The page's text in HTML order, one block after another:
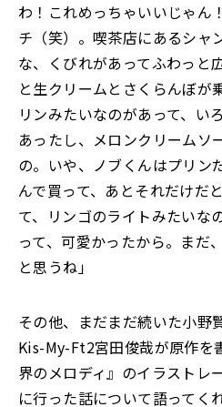
わ！これめっちゃいいじゃん
チ（笑）。喫茶店にあるシャ
な、くびれがあってふわっと
と生クリームとさくらんぼ
リンみたいなのがあって、い
あったし、メロンクリームソ
の。いや、ノブくんはプリン
んで買って、あとそれだけだ
て、リンゴのライトみたいな
って、可愛かったから。まだ
と思うね」
その他、まだまだ続いた小野
Kis-My-Ft2宮田俊哉が原作を
界のメロディ』のイラストレ
に行った話について語ってく